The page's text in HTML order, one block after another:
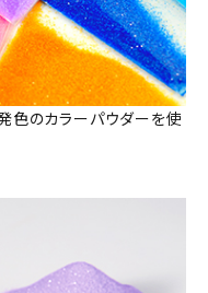
色のカラーパウダーを使